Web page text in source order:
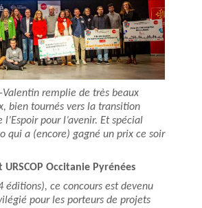
Valentin remplie de très beaux
bien tournés vers la transition
pour l’avenir. Et spécial
qui a (encore) gagné un prix ce soir
URSCOP Occitanie Pyrénées
éditions), ce concours est devenu
pour les porteurs de projets